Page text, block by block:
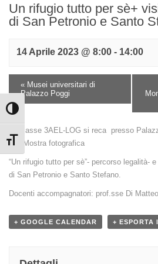
Attiva/disattiva alto contrasto
Attiva/disattiva dimensione testo
Un rifugio tutto per sè+
di San Petronio e Santo
14 Aprile 2023 @ 8:00 - 14:00
« Musei universitari di
Palazzo Poggi
La classe 3AEL-LOG si reca presso
alla Mostra fotografica
“Un rifugio tutto per sè”- percorso legalità-
di San Petronio e Santo Stefano.
Docenti accompagnatori: prof.sse Di
+ GOOGLE CALENDAR + ESPORTA